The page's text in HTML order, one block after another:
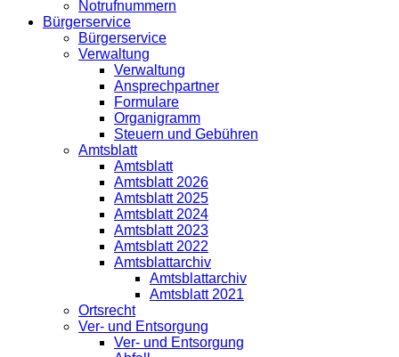
Notrufnummern
Bürgerservice
Bürgerservice
Verwaltung
Verwaltung
Ansprechpartner
Formulare
Organigramm
Steuern und Gebühren
Amtsblatt
Amtsblatt
Amtsblatt 2026
Amtsblatt 2025
Amtsblatt 2024
Amtsblatt 2023
Amtsblatt 2022
Amtsblattarchiv
Amtsblattarchiv
Amtsblatt 2021
Ortsrecht
Ver- und Entsorgung
Ver- und Entsorgung